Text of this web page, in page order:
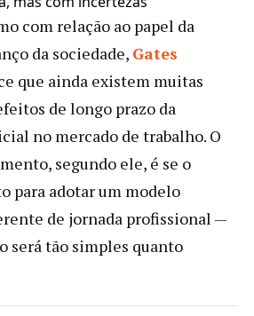
com relação ao papel da
da sociedade, Gates
que ainda existem muitas
de longo prazo da
no mercado de trabalho. O
segundo ele, é se o
para adotar um modelo
de jornada profissional —
será tão simples quanto